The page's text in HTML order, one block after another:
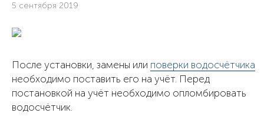
5 сентября 2019
После установки, замены или поверки водосчётчика
необходимо поставить его на учёт. Перед
постановкой на учёт необходимо опломбировать
водосчётчик.